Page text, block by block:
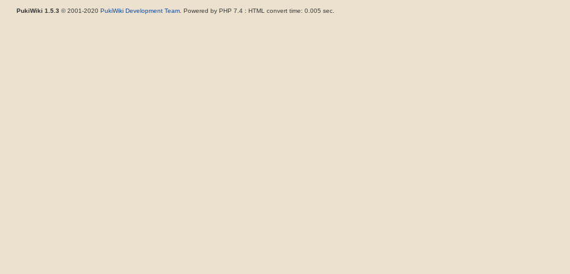
PukiWiki 1.5.3 © 2001-2020 PukiWiki Development Team. Powered by PHP 7.4 : HTML convert time: 0.005 sec.